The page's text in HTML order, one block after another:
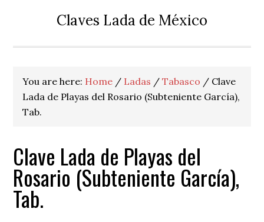
Claves Lada de México
You are here: Home / Ladas / Tabasco / Clave
Lada de Playas del Rosario (Subteniente García),
Tab.
Clave Lada de Playas del
Rosario (Subteniente García),
Tab.